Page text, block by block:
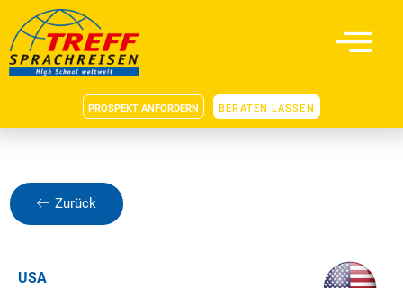
PROSPEKT ANFORDERN BERATEN LASSEN
Zurück
USA